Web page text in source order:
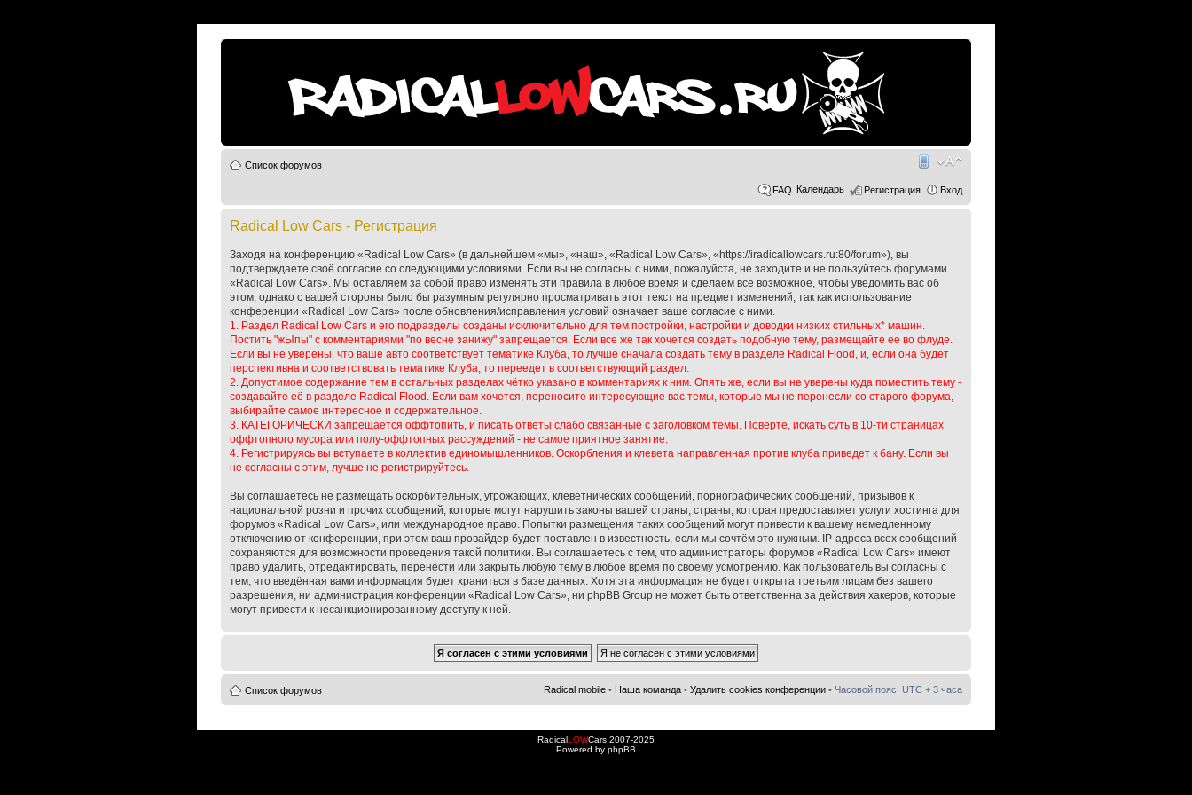
Список форумов
FAQ Календарь Регистрация Вход
Radical Low Cars - Регистрация
Заходя на конференцию «Radical Low Cars» (в дальнейшем «мы», «наш», «Radical Low Cars», «https://iradicallowcars.ru:80/forum»), вы
подтверждаете своё согласие со следующими условиями. Если вы не согласны с ними, пожалуйста, не заходите и не пользуйтесь форумами
«Radical Low Cars». Мы оставляем за собой право изменять эти правила в любое время и сделаем всё возможное, чтобы уведомить вас об
этом, однако с вашей стороны было бы разумным регулярно просматривать этот текст на предмет изменений, так как использование
конференции «Radical Low Cars» после обновления/исправления условий означает ваше согласие с ними.
1. Раздел Radical Low Cars и его подразделы созданы исключительно для тем постройки, настройки и доводки низких стильных* машин.
Постить "жЫпы" с комментариями "по весне занижу" запрещается. Если все же так хочется создать подобную тему, размещайте ее во флуде.
Если вы не уверены, что ваше авто соответствует тематике Клуба, то лучше сначала создать тему в разделе Radical Flood, и, если она будет
перспективна и соответствовать тематике Клуба, то переедет в соответствующий раздел.
2. Допустимое содержание тем в остальных разделах чётко указано в комментариях к ним. Опять же, если вы не уверены куда поместить тему -
создавайте её в разделе Radical Flood. Если вам хочется, переносите интересующие вас темы, которые мы не перенесли со старого форума,
выбирайте самое интересное и содержательное.
3. КАТЕГОРИЧЕСКИ запрещается оффтопить, и писать ответы слабо связанные с заголовком темы. Поверте, искать суть в 10-ти страницах
оффтопного мусора или полу-оффтопных рассуждений - не самое приятное занятие.
4. Регистрируясь вы вступаете в коллектив единомышленников. Оскорбления и клевета направленная против клуба приведет к бану. Если вы
не согласны с этим, лучше не регистрируйтесь.
Вы соглашаетесь не размещать оскорбительных, угрожающих, клеветнических сообщений, порнографических сообщений, призывов к
национальной розни и прочих сообщений, которые могут нарушить законы вашей страны, страны, которая предоставляет услуги хостинга для
форумов «Radical Low Cars», или международное право. Попытки размещения таких сообщений могут привести к вашему немедленному
отключению от конференции, при этом ваш провайдер будет поставлен в известность, если мы сочтём это нужным. IP-адреса всех сообщений
сохраняются для возможности проведения такой политики. Вы соглашаетесь с тем, что администраторы форумов «Radical Low Cars» имеют
право удалить, отредактировать, перенести или закрыть любую тему в любое время по своему усмотрению. Как пользователь вы согласны с
тем, что введённая вами информация будет храниться в базе данных. Хотя эта информация не будет открыта третьим лицам без вашего
разрешения, ни администрация конференции «Radical Low Cars», ни phpBB Group не может быть ответственна за действия хакеров, которые
могут привести к несанкционированному доступу к ней.
Список форумов Radical mobile • Наша команда • Удалить cookies конференции • Часовой пояс: UTC + 3 часа
RadicalLOWCars 2007-2025
Powered by phpBB